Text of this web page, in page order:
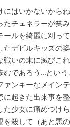
にはいかないから
たチェネラーが笑
ールを綺麗に刈っ
たデビルキッズの
戦いの末に滅びこ
むであろう…とい
ァンキーなメイン
に起きた出来事を
た少女に痛めつけ
を殺して（あと悪